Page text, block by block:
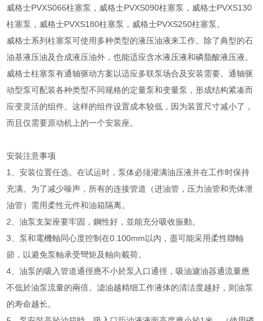
威格士PVXS066柱塞泵，威格士PVXS090柱塞泵，威格士PVXS130
柱塞泵，威格士PVXS180柱塞泵，威格士PVXS250柱塞泵。
威格士系列柱塞泵可使用多种类型的液压油液来工作。除了典型的石
油基液压油及合成液压油外，也能适应含水液压液和磷脂酸液压液。
威格士柱塞泵有通轴驱动方案以适应多联泵场合及安装需要。通轴驱
动型泵可配装各种类型不同规格的定量泵和变量泵，形成结构紧凑而
应变灵活的组件。这样的组件设置成本较低，因为装置尺寸减小了，
而且仅需要原动机上的一个安装座。
安裝注意事项
1、安装位置任选。在试运时，泵体必须灌满油压液并在工作时保持
充满。为了减少噪声，所有的连接管道（进油管，压力油管和壳体泄
油管）需用柔性元件和油箱隔离。
2、油泵支架座要牢固，鋼性好，並能充分吸收振動。
3、泵和電機軸同心度控制在0.100mm以內，盡可能采用柔性聯軸
節，以避免泵軸承受彎矩及軸向載荷。
4、油泵的吸入管道通徑應不小於泵入口通徑，吸油濾油器通流量應
不低於油泵流量的兩倍。滤油越精细工作液体的清洁度越好，则油泵
的寿命越长。